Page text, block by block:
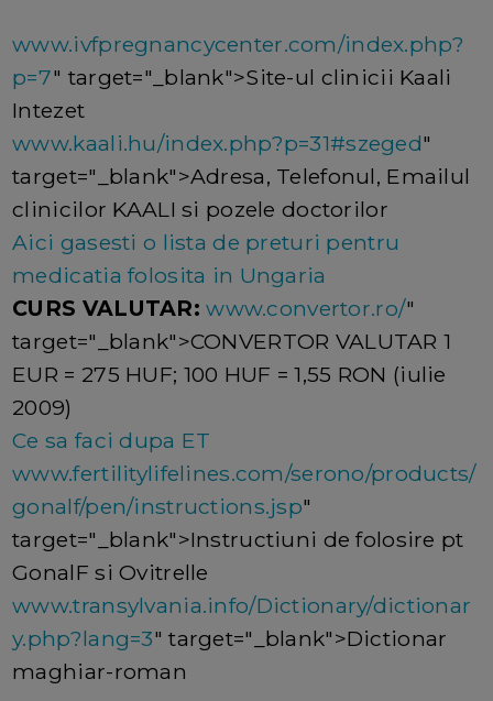
www.ivfpregnancycenter.com/index.php?
p=7" target="_blank">Site-ul clinicii Kaali
Intezet
www.kaali.hu/index.php?p=31#szeged"
target="_blank">Adresa, Telefonul, Emailul
clinicilor KAALI si pozele doctorilor
Aici gasesti o lista de preturi pentru
medicatia folosita in Ungaria
CURS VALUTAR: www.convertor.ro/"
target="_blank">CONVERTOR VALUTAR 1
EUR = 275 HUF; 100 HUF = 1,55 RON (iulie
2009)
Ce sa faci dupa ET
www.fertilitylifelines.com/serono/products/
gonalf/pen/instructions.jsp"
target="_blank">Instructiuni de folosire pt
GonalF si Ovitrelle
www.transylvania.info/Dictionary/dictionar
y.php?lang=3" target="_blank">Dictionar
maghiar-roman